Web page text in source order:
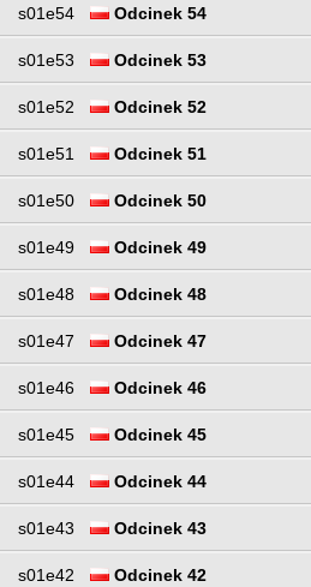
s01e54 Odcinek 54
s01e53 Odcinek 53
s01e52 Odcinek 52
s01e51 Odcinek 51
s01e50 Odcinek 50
s01e49 Odcinek 49
s01e48 Odcinek 48
s01e47 Odcinek 47
s01e46 Odcinek 46
s01e45 Odcinek 45
s01e44 Odcinek 44
s01e43 Odcinek 43
s01e42 Odcinek 42